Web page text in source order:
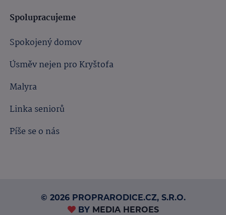
Spolupracujeme
Spokojený domov
Úsměv nejen pro Kryštofa
Malyra
Linka seniorů
Píše se o nás
© 2026 PROPRARODICE.CZ, S.R.O.
BY MEDIA HEROES